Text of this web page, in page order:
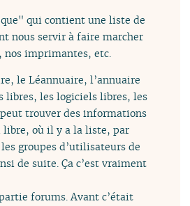
qui contient une liste de
nous servir à faire marcher
nos imprimantes, etc.
le Léannuaire, l’annuaire
libres, les logiciels libres, les
trouver des informations
où il y a la liste, par
groupes d’utilisateurs de
de suite. Ça c’est vraiment
forums. Avant c’était